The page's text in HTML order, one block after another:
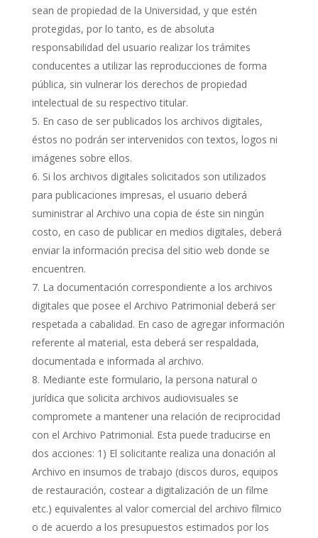
sean de propiedad de la Universidad, y que estén
protegidas, por lo tanto, es de absoluta
responsabilidad del usuario realizar los trámites
conducentes a utilizar las reproducciones de forma
pública, sin vulnerar los derechos de propiedad
intelectual de su respectivo titular.
En caso de ser publicados los archivos digitales,
éstos no podrán ser intervenidos con textos, logos ni
imágenes sobre ellos.
Si los archivos digitales solicitados son utilizados
para publicaciones impresas, el usuario deberá
suministrar al Archivo una copia de éste sin ningún
costo, en caso de publicar en medios digitales, deberá
enviar la información precisa del sitio web donde se
encuentren.
La documentación correspondiente a los archivos
digitales que posee el Archivo Patrimonial deberá ser
respetada a cabalidad. En caso de agregar información
referente al material, esta deberá ser respaldada,
documentada e informada al archivo.
Mediante este formulario, la persona natural o
jurídica que solicita archivos audiovisuales se
compromete a mantener una relación de reciprocidad
con el Archivo Patrimonial. Esta puede traducirse en
dos acciones: 1) El solicitante realiza una donación al
Archivo en insumos de trabajo (discos duros, equipos
de restauración, costear a digitalización de un filme
etc.) equivalentes al valor comercial del archivo fílmico
o de acuerdo a los presupuestos estimados por los